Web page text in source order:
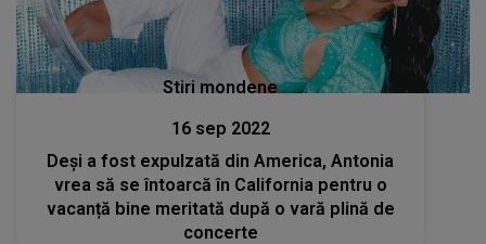
Stiri mondene
16 sep 2022
Deși a fost expulzată din America, Antonia
vrea să se întoarcă în California pentru o
vacanță bine meritată după o vară plină de
concerte